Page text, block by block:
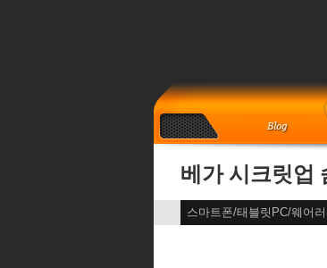
베가 시크릿업
스마트폰/태블릿PC/웨어